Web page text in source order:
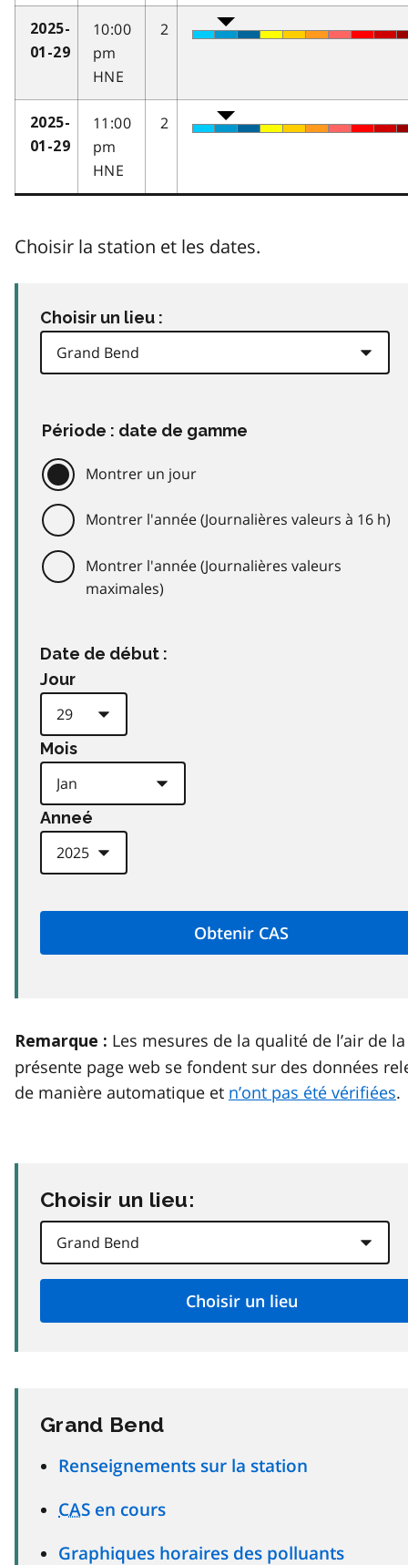
2025-
01-29
10:00
pm
HNE
2
2025-
01-29
11:00
pm
HNE
2
Choisir la station et les dates.
Choisir un lieu :
Période : date de gamme
Montrer un jour
Montrer l'année (Journalières valeurs à 16 h)
Montrer l'année (Journalières valeurs
maximales)
Date de début :
Jour
Mois
Anneé
Remarque : Les mesures de la qualité de l’air de la
présente page web se fondent sur des données
de manière automatique et n’ont pas été vérifiées.
Choisir un lieu:
Grand Bend
Renseignements sur la station
CAS en cours
Graphiques horaires des polluants